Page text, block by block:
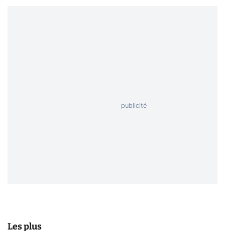
Les plus